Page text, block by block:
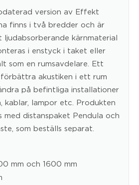
version av Effekt
finns i två bredder och är
kärnmaterial
i enstyck i taket eller
som en rumsavdelare. Ett
akustiken i ett rum
på befintliga installationer
kablar, lampor etc. Produkten
med distanspaket Pendula och
som beställs separat.
mm och 1600 mm